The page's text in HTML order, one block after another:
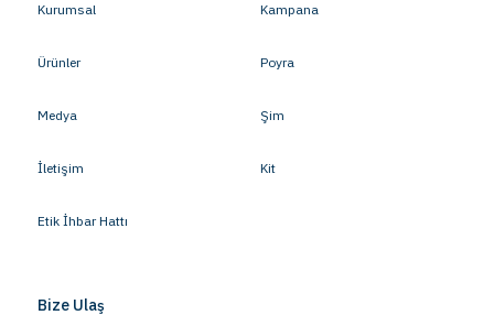
Kurumsal
Ürünler
Medya
İletişim
Etik İhbar Hattı
Kampana
Poyra
Şim
Kit
Bize Ulaş